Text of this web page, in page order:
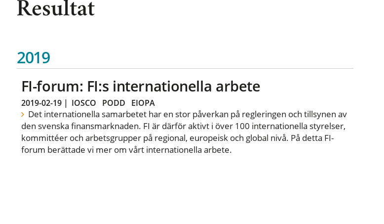
Resultat
2019
FI-forum: FI:s internationella arbete
2019-02-19| IOSCO PODD EIOPA
Det internationella samarbetet har en stor påverkan på regleringen och tillsynen av
den svenska finansmarknaden. FI är därför aktivt i över 100 internationella styrelser,
kommittéer och arbetsgrupper på regional, europeisk och global nivå. På detta FI-
forum berättade vi mer om vårt internationella arbete.